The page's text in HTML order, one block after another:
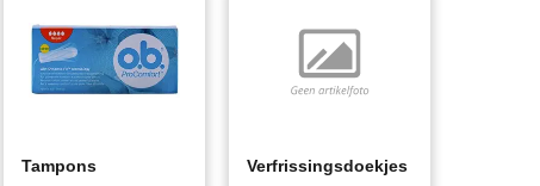
Tampons Verfrissingsdoekjes